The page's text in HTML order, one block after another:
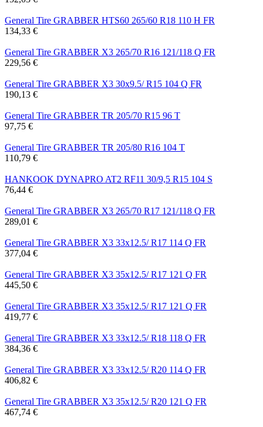
General Tire GRABBER HTS60 265/60 R18 110 H FR
134,33 €
General Tire GRABBER X3 265/70 R16 121/118 Q FR
229,56 €
General Tire GRABBER X3 30x9.5/ R15 104 Q FR
190,13 €
General Tire GRABBER TR 205/70 R15 96 T
97,75 €
General Tire GRABBER TR 205/80 R16 104 T
110,79 €
HANKOOK DYNAPRO AT2 RF11 30/9,5 R15 104 S
76,44 €
General Tire GRABBER X3 265/70 R17 121/118 Q FR
289,01 €
General Tire GRABBER X3 33x12.5/ R17 114 Q FR
377,04 €
General Tire GRABBER X3 35x12.5/ R17 121 Q FR
445,50 €
General Tire GRABBER X3 35x12.5/ R17 121 Q FR
419,77 €
General Tire GRABBER X3 33x12.5/ R18 118 Q FR
384,36 €
General Tire GRABBER X3 33x12.5/ R20 114 Q FR
406,82 €
General Tire GRABBER X3 35x12.5/ R20 121 Q FR
467,74 €